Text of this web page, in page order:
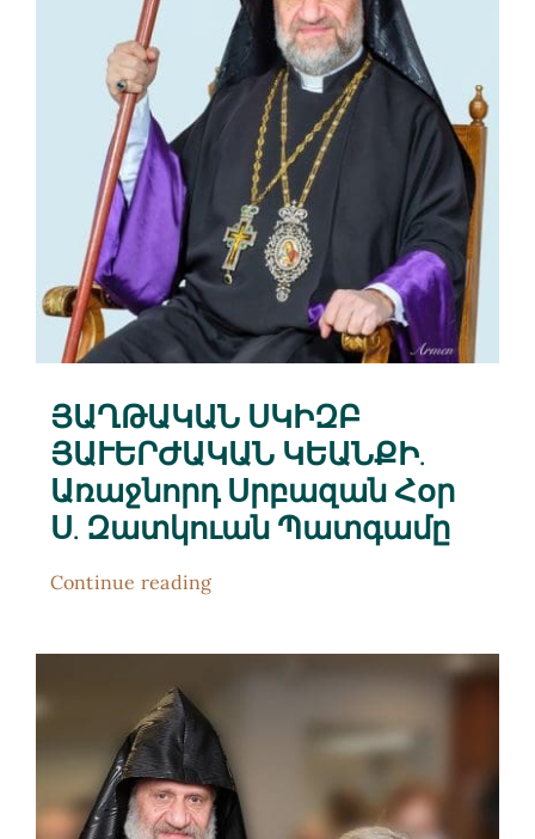
ՅԱՂԹԱԿԱՆ ՍԿԻԶԲ
ՅԱՒԵՐԺԱԿԱՆ ԿԵԱՆՔԻ.
Առաջնորդ Սրբազան Հօր
Ս. Զատկուան Պատգամը
Continue reading